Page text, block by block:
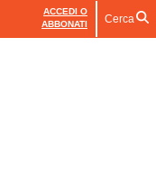
ACCEDI O
ABBONATI
Cerca